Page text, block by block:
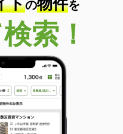
トの物件を
索！